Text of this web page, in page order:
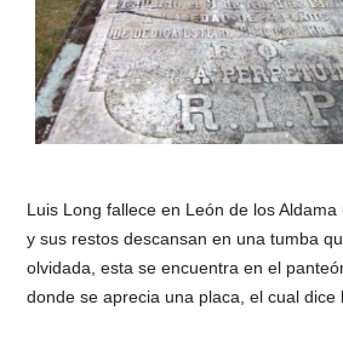
Luis Long fallece en León de los
y sus restos descansan en una tumba
olvidada, esta se encuentra en el
donde se aprecia una placa, el cual dice